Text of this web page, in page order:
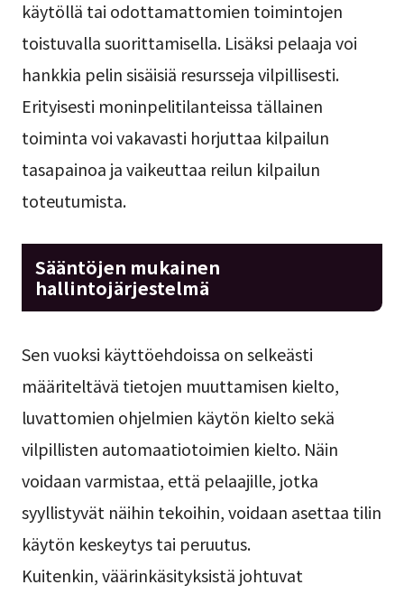
käytöllä tai odottamattomien toimintojen
toistuvalla suorittamisella. Lisäksi pelaaja voi
hankkia pelin sisäisiä resursseja vilpillisesti.
Erityisesti moninpelitilanteissa tällainen
toiminta voi vakavasti horjuttaa kilpailun
tasapainoa ja vaikeuttaa reilun kilpailun
toteutumista.
Sääntöjen mukainen
hallintojärjestelmä
Sen vuoksi käyttöehdoissa on selkeästi
määriteltävä tietojen muuttamisen kielto,
luvattomien ohjelmien käytön kielto sekä
vilpillisten automaatiotoimien kielto. Näin
voidaan varmistaa, että pelaajille, jotka
syyllistyvät näihin tekoihin, voidaan asettaa tilin
käytön keskeytys tai peruutus.
Kuitenkin, väärinkäsityksistä johtuvat